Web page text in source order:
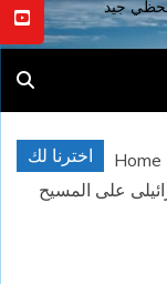
لحظي جيد
اخترنا لك
Home
على المسيح